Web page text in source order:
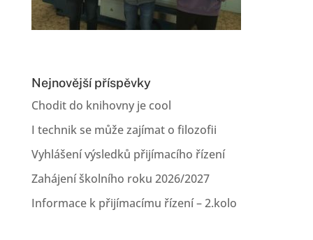
Nejnovější příspěvky
Chodit do knihovny je cool
I technik se může zajímat o filozofii
Vyhlášení výsledků přijímacího řízení
Zahájení školního roku 2026/2027
Informace k přijímacímu řízení – 2.kolo